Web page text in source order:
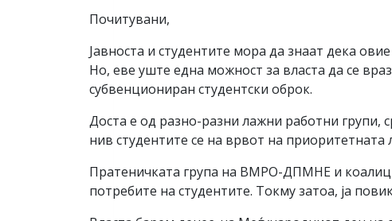
Почитувани,
Јавноста и студентите мора да знаат дека
Но, еве уште една можност за власта да се
субвенциониран студентски оброк.
Доста е од разно-разни лажни работни групи,
нив студентите се на врвот на приоритетната
Пратеничката група на ВМРО-ДПМНЕ и
потребите на студентите. Токму затоа, ја